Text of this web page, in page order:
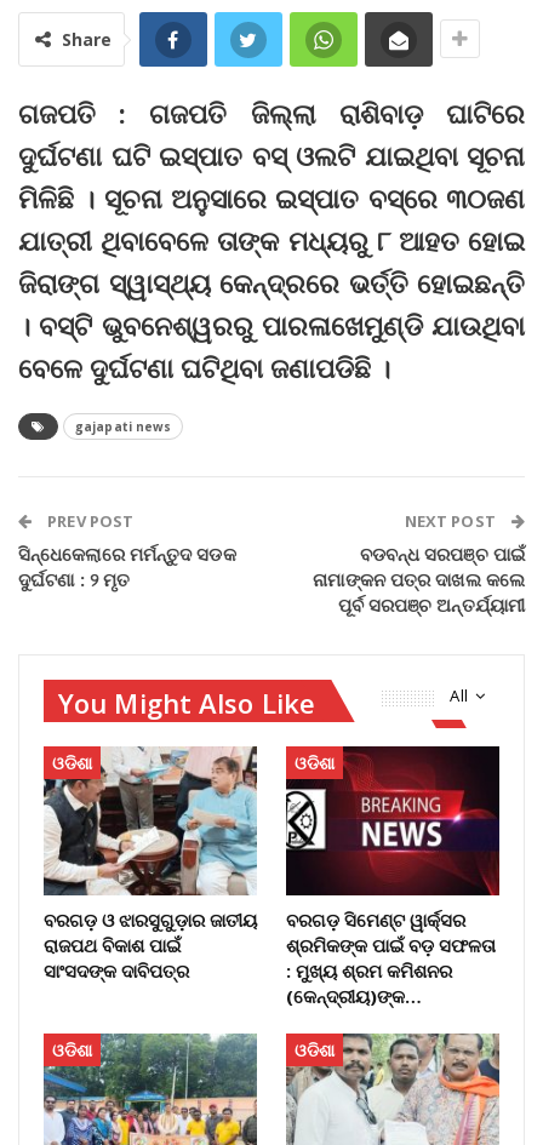
Share
ଗଜପତି : ଗଜପତି ଜିଲ୍ଲା ରାଶିବାଡ଼ ଘାଟିରେ
ଦୁର୍ଘଟଣା ଘଟି ଇସ୍ପାତ ବସ୍‌ ଓଲଟି ଯାଇଥିବା ସୂଚନା
ମିଳିଛି । ସୂଚନା ଅନୁସାରେ ଇସ୍ପାତ ବସ୍‌ରେ ୩୦ଜଣ
ଯାତ୍ରୀ ଥିବାବେଳେ ତାଙ୍କ ମଧ୍ୟରୁ ୮ ଆହତ ହୋଇ
ଜିରାଙ୍ଗ ସ୍ୱାସ୍ଥ୍ୟ କେନ୍ଦ୍ରରେ ଭର୍ତ୍ତି ହୋଇଛନ୍ତି
। ବସ୍‌ଟି ଭୁବନେଶ୍ୱରରୁ ପାରଳାଖେମୁଣ୍ଡି ଯାଉଥିବା
ବେଳେ ଦୁର୍ଘଟଣା ଘଟିଥିବା ଜଣାପଡିଛି ।
gajapati news
PREV POST
ସିନ୍ଧେକେଲାରେ ମର୍ମନ୍ତୁଦ ସଡକ
ଦୁର୍ଘଟଣା : ୨ ମୃତ
NEXT POST
ବଡବନ୍ଧ ସରପଞ୍ଚ ପାଇଁ
ନାମାଙ୍କନ ପତ୍ର ଦାଖଲ କଲେ
ପୂର୍ବ ସରପଞ୍ଚ ଅନ୍ତର୍ଯ୍ୟାମୀ
All
You Might Also Like
ଓଡିଶା
ବରଗଡ଼ ଓ ଝାରସୁଗୁଡ଼ାର ଜାତୀୟ
ରାଜପଥ ବିକାଶ ପାଇଁ
ସାଂସଦଙ୍କ ଦାବିପତ୍ର
ଓଡିଶା
ବରଗଡ଼ ସିମେଣ୍ଟ ୱାର୍କ୍ସର
ଶ୍ରମିକଙ୍କ ପାଇଁ ବଡ଼ ସଫଳତା
: ମୁଖ୍ୟ ଶ୍ରମ କମିଶନର
(କେନ୍ଦ୍ରୀୟ)ଙ୍କ…
ଓଡିଶା ଓଡିଶା